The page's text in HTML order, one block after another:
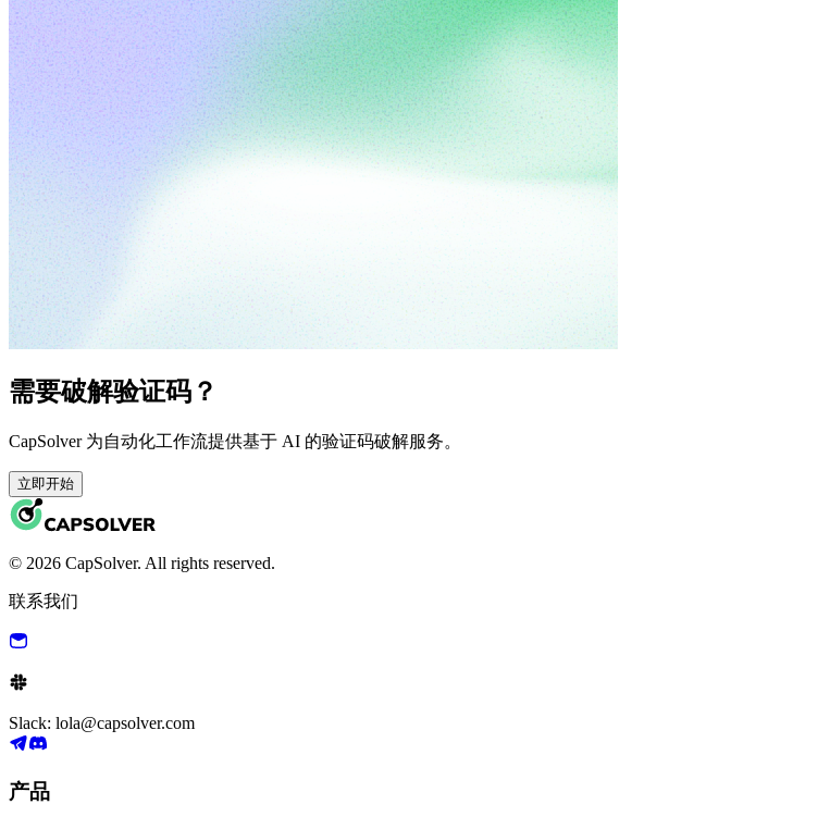
需要破解验证码？
CapSolver 为自动化工作流提供基于 AI 的验证码破解服务。
立即开始
© 2026 CapSolver. All rights reserved.
联系我们
Slack: lola@capsolver.com
产品